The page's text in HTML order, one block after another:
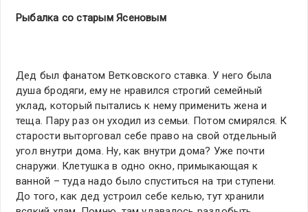
Рыбалка со старым Ясеновым
Дед был фанатом Ветковского ставка. У него была
душа бродяги, ему не нравился строгий семейный
уклад, который пытались к нему применить жена и
теща. Пару раз он уходил из семьи. Потом смирялся. К
старости выторговал себе право на свой отдельный
угол внутри дома. Ну, как внутри дома? Уже почти
снаружи. Клетушка в одно окно, примыкающая к
ванной – туда надо было спуститься на три ступени.
До того, как дед устроил себе келью, тут хранили